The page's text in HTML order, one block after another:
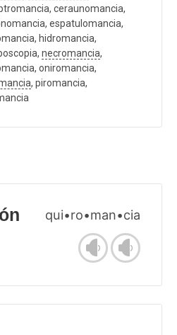
ceraunomancia,
espatulomancia,
hidromancia,
necromancia,
oniromancia,
, piromancia,
qui•ro•man•cia